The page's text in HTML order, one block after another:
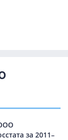
за 2011–